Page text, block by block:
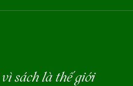
sách là thế giới